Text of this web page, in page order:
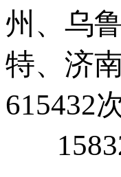
州、乌
特、济
615432